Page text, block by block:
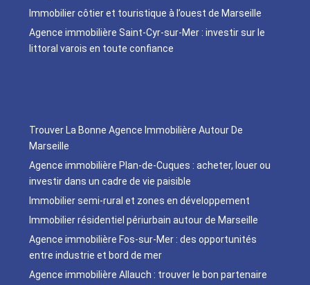
Immobilier côtier et touristique à l’ouest de Marseille
Agence immobilière Saint-Cyr-sur-Mer : investir sur le
littoral varois en toute confiance
Trouver La Bonne Agence Immobilière Autour De
Marseille
Agence immobilière Plan-de-Cuques : acheter, louer ou
investir dans un cadre de vie paisible
Immobilier semi-rural et zones en développement
Immobilier résidentiel périurbain autour de Marseille
Agence immobilière Fos-sur-Mer : des opportunités
entre industrie et bord de mer
Agence immobilière Allauch : trouver le bon partenaire